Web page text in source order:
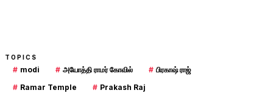
TOPICS
# modi # அயோத்தி ராமர் கோவில் # பிரகாஷ் ராஜ்
# Ramar Temple # Prakash Raj